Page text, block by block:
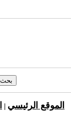
الموقع الرئيسي